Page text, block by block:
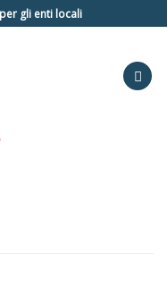
gli enti locali